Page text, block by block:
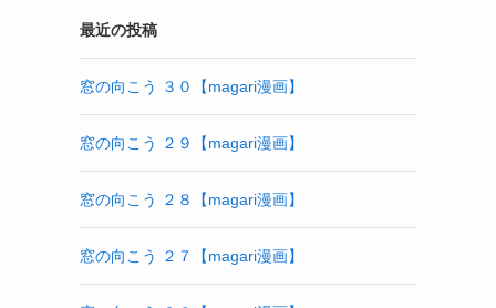
最近の投稿
窓の向こう ３０【magari漫画】
窓の向こう ２９【magari漫画】
窓の向こう ２８【magari漫画】
窓の向こう ２７【magari漫画】